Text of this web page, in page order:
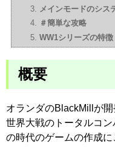
メインモードのシス
＃簡単な攻略
WW1シリーズの特徴
概要
オランダのBlackMillが
世界大戦のトータルコ
の時代のゲームの作成に